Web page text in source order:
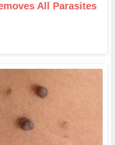
All Parasites